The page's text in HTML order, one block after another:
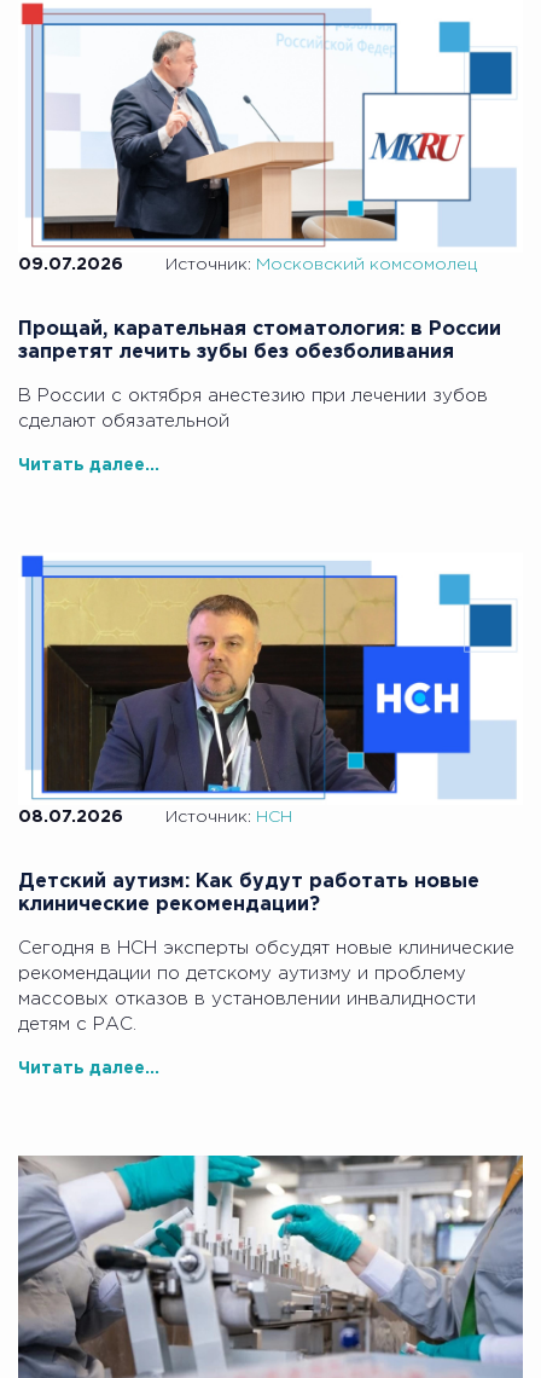
09.07.2026 Источник: Московский комсомолец
Прощай, карательная стоматология: в России
запретят лечить зубы без обезболивания
В России с октября анестезию при лечении зубов
сделают обязательной
Читать далее...
08.07.2026 Источник: НСН
Детский аутизм: Как будут работать новые
клинические рекомендации?
Сегодня в НСН эксперты обсудят новые клинические
рекомендации по детскому аутизму и проблему
массовых отказов в установлении инвалидности
детям с РАС.
Читать далее...